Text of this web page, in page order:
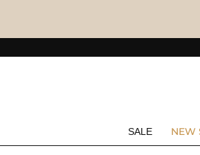
SALE NEW